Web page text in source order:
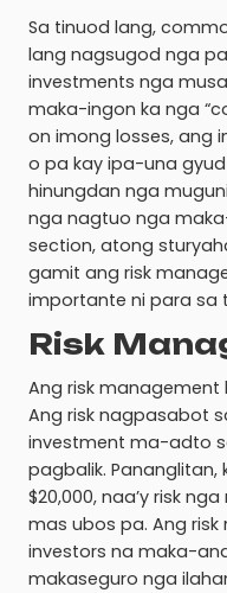
Sa tinuod lang,
lang nagsugod nga
investments nga
maka-ingon ka nga
on imong losses, ang
o pa kay ipa-una
hinungdan nga
nga nagtuo nga
section, atong
gamit ang risk
importante ni para sa
Risk
Ang risk management
Ang risk nagpasabot
investment ma-adto
pagbalik. Pananglitan,
$20,000, naa’y risk
mas ubos pa. Ang
investors na maka-
makaseguro nga